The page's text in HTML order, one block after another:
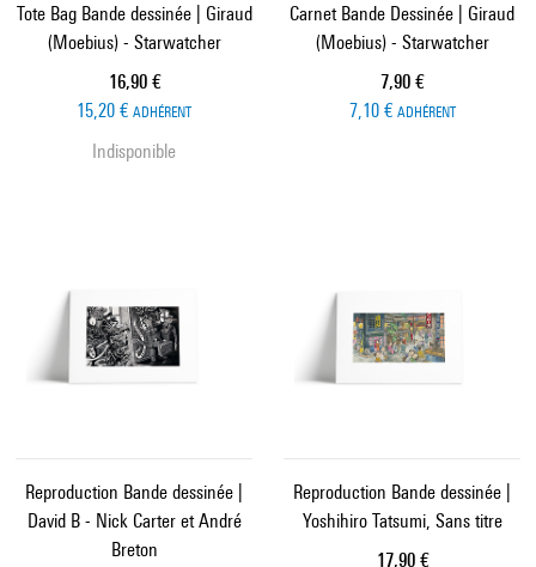
Tote Bag Bande dessinée | Giraud
(Moebius) - Starwatcher
Prix ​​actuel
16,90 €
15,20 € ADHÉRENT
Indisponible
Carnet Bande Dessinée | Giraud
(Moebius) - Starwatcher
Prix ​​actuel
7,90 €
7,10 € ADHÉRENT
Reproduction Bande dessinée |
David B - Nick Carter et André
Breton
Reproduction Bande dessinée |
Yoshihiro Tatsumi, Sans titre
Prix ​​actuel
17,90 €